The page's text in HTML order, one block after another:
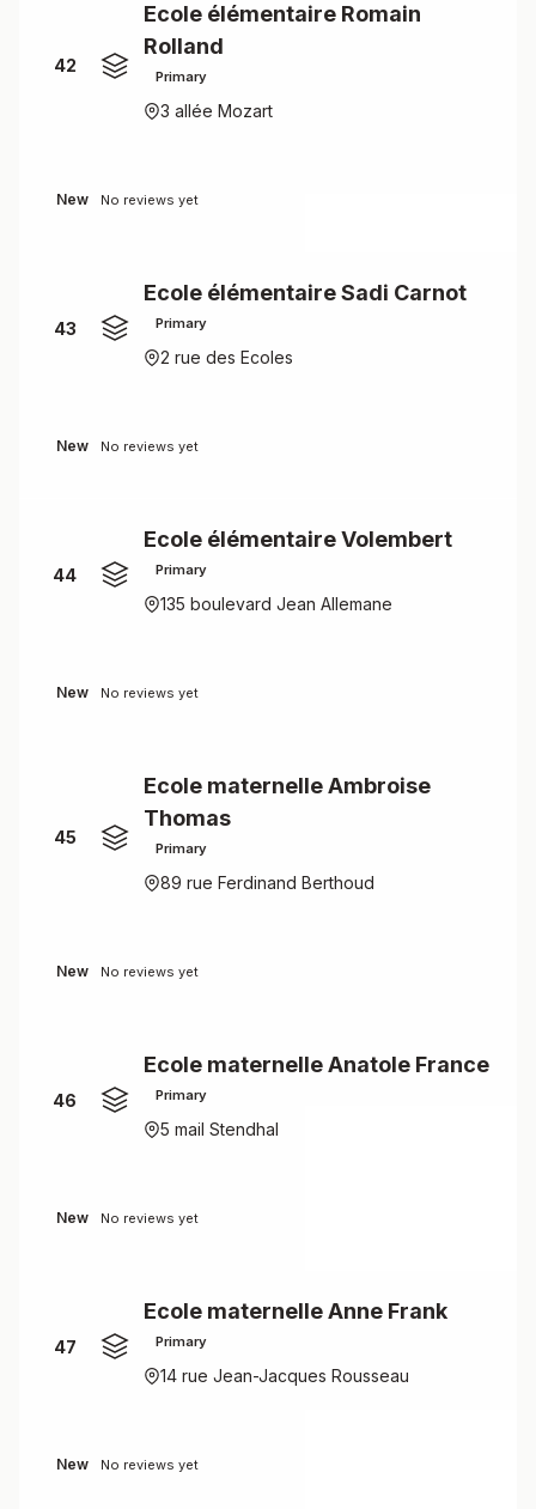
42
Ecole élémentaire Romain
Rolland
Primary
3 allée Mozart
New No reviews yet
43
Ecole élémentaire Sadi Carnot
Primary
2 rue des Ecoles
New No reviews yet
44
Ecole élémentaire Volembert
Primary
135 boulevard Jean Allemane
New No reviews yet
45
Ecole maternelle Ambroise
Thomas
Primary
89 rue Ferdinand Berthoud
New No reviews yet
46
Ecole maternelle Anatole France
Primary
5 mail Stendhal
New No reviews yet
47
Ecole maternelle Anne Frank
Primary
14 rue Jean-Jacques Rousseau
New No reviews yet